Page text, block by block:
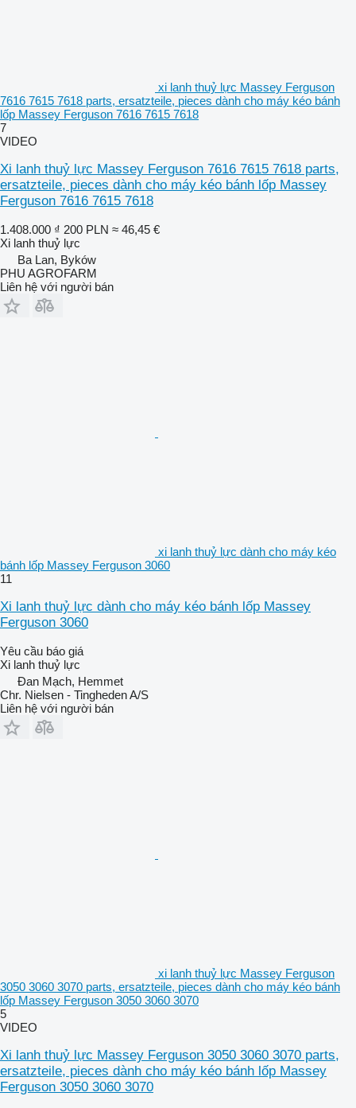
xi lanh thuỷ lực Massey Ferguson
7616 7615 7618 parts, ersatzteile, pieces dành cho máy kéo bánh
lốp Massey Ferguson 7616 7615 7618
7
VIDEO
Xi lanh thuỷ lực Massey Ferguson 7616 7615 7618 parts,
ersatzteile, pieces dành cho máy kéo bánh lốp Massey
Ferguson 7616 7615 7618
1.408.000 ₫ 200 PLN ≈ 46,45 €
Xi lanh thuỷ lực
Ba Lan, Byków
PHU AGROFARM
Liên hệ với người bán
xi lanh thuỷ lực dành cho máy kéo
bánh lốp Massey Ferguson 3060
11
Xi lanh thuỷ lực dành cho máy kéo bánh lốp Massey
Ferguson 3060
Yêu cầu báo giá
Xi lanh thuỷ lực
Đan Mạch, Hemmet
Chr. Nielsen - Tingheden A/S
Liên hệ với người bán
xi lanh thuỷ lực Massey Ferguson
3050 3060 3070 parts, ersatzteile, pieces dành cho máy kéo bánh
lốp Massey Ferguson 3050 3060 3070
5
VIDEO
Xi lanh thuỷ lực Massey Ferguson 3050 3060 3070 parts,
ersatzteile, pieces dành cho máy kéo bánh lốp Massey
Ferguson 3050 3060 3070